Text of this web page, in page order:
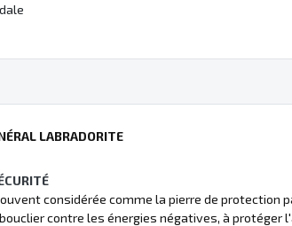
LABRADORITE
considérée comme la pierre de protection
contre les énergies négatives, à